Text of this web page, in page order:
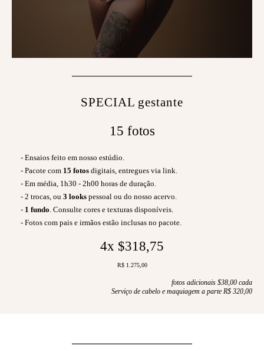
SPECIAL gestante
15 fotos
- Ensaios feito em nosso estúdio.
- Pacote com 15 fotos digitais, entregues via link.
- Em média, 1h30 - 2h00 horas de duração.
- 2 trocas, ou 3 looks pessoal ou do nosso acervo.
- 1 fundo . Consulte cores e texturas disponíveis.
- Fotos com pais e irmãos estão inclusas no pacote.
4x $318,75
R$ 1.275,00
fotos adicionais $38,00 cada
Serviço de cabelo e maquiagem a parte R$ 320,00